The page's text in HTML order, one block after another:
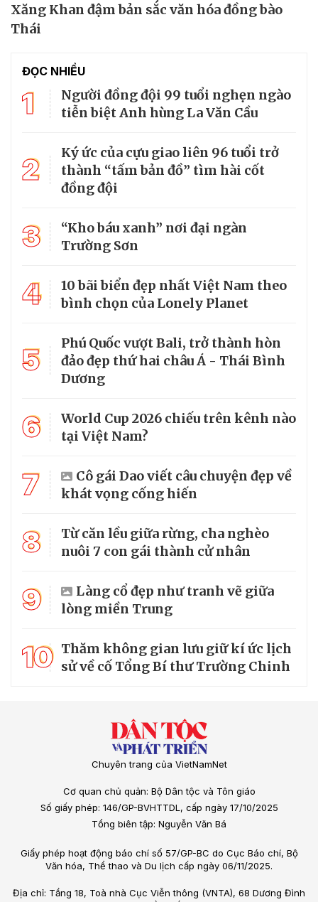
Xăng Khan đậm bản sắc văn hóa đồng bào
Thái
ĐỌC NHIỀU
1
Người đồng đội 99 tuổi nghẹn ngào
tiễn biệt Anh hùng La Văn Cầu
2
Ký ức của cựu giao liên 96 tuổi trở
thành “tấm bản đồ” tìm hài cốt
đồng đội
3
“Kho báu xanh” nơi đại ngàn
Trường Sơn
4
10 bãi biển đẹp nhất Việt Nam theo
bình chọn của Lonely Planet
5
Phú Quốc vượt Bali, trở thành hòn
đảo đẹp thứ hai châu Á - Thái Bình
Dương
6
World Cup 2026 chiếu trên kênh nào
tại Việt Nam?
7
Cô gái Dao viết câu chuyện đẹp về
khát vọng cống hiến
8
Từ căn lều giữa rừng, cha nghèo
nuôi 7 con gái thành cử nhân
9
Làng cổ đẹp như tranh vẽ giữa
lòng miền Trung
10 Thăm không gian lưu giữ kí ức lịch
sử về cố Tổng Bí thư Trường Chinh
Chuyên trang của VietNamNet
Cơ quan chủ quản: Bộ Dân tộc và Tôn giáo
Số giấy phép: 146/GP-BVHTTDL, cấp ngày 17/10/2025
Tổng biên tập: Nguyễn Văn Bá
Giấy phép hoạt động báo chí số 57/GP-BC do Cục Báo chí, Bộ
Văn hóa, Thể thao và Du lịch cấp ngày 06/11/2025.
Địa chỉ: Tầng 18, Toà nhà Cục Viễn thông (VNTA), 68 Dương Đình